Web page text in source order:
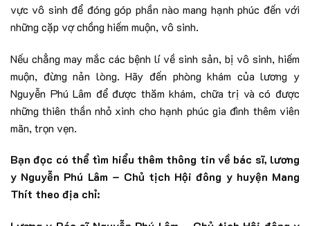
vực vô sinh để đóng góp phần nào mang hạnh phúc đến với
những cặp vợ chồng hiếm muộn, vô sinh.
Nếu chẳng may mắc các bệnh lí về sinh sản, bị vô sinh, hiếm
muộn, đừng nản lòng. Hãy đến phòng khám của lương y
Nguyễn Phú Lâm để được thăm khám, chữa trị và có được
những thiên thần nhỏ xinh cho hạnh phúc gia đình thêm viên
mãn, trọn vẹn.
Bạn đọc có thể tìm hiểu thêm thông tin về bác sĩ, lương
y Nguyễn Phú Lâm – Chủ tịch Hội đông y huyện Mang
Thít theo địa chỉ: